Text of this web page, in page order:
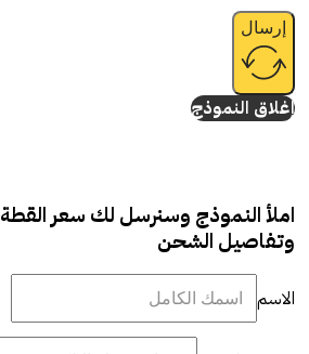
إرسال
إغلاق النموذج
املأ النموذج وسنرسل لك سعر القطة
وتفاصيل الشحن
الاسم